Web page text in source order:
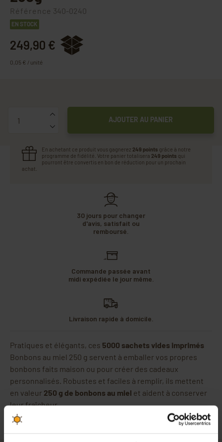
Référence 340-0240
EN STOCK
249,90 €
0,05 € / unité
AJOUTER AU PANIER
En achetant ce produit vous gagnerez 249 points grâce à notre
programme de fidélité. Votre panier totalisera 249 points qui
pourront être convertis en bon de réduction pour un prochain
achat.
30 jours pour changer
d'avis, satisfait ou
remboursé.
Commande passée avant
midi expédiée le jour même.
Livraison rapide à domicile.
Pratiques et élégants, ces 5000 sachets vides imprimés
Bonbons au miel 250 g servent à emballer vos propres
bonbons faits maison ou pour créer des cadeaux
personnalisés. Robustes et faciles à remplir, ils mettent
en valeur 250 g de bonbons au miel et aident à conserver
leur fraîcheur.